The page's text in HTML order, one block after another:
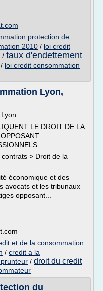
protection de
2010 / loi credit
/ taux d'endettement
/ loi credit consommation
Lyon,
LE DROIT DE LA
> Droit de la
économique et des
avocats et les tribunaux
opposant...
et de la consommation
/ credit a la
/ droit du credit
du